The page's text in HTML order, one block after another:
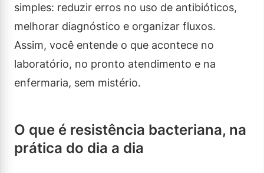
simples: reduzir erros no uso de antibióticos,
melhorar diagnóstico e organizar fluxos.
Assim, você entende o que acontece no
laboratório, no pronto atendimento e na
enfermaria, sem mistério.
O que é resistência bacteriana, na
prática do dia a dia